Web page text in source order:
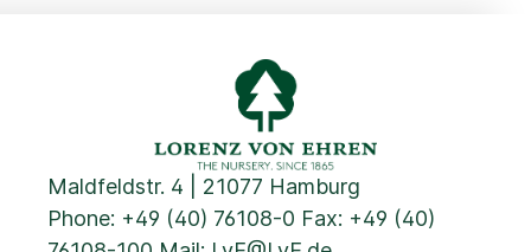
Maldfeldstr. 4 | 21077 Hamburg
Phone: +49 (40) 76108-0 Fax: +49 (40)